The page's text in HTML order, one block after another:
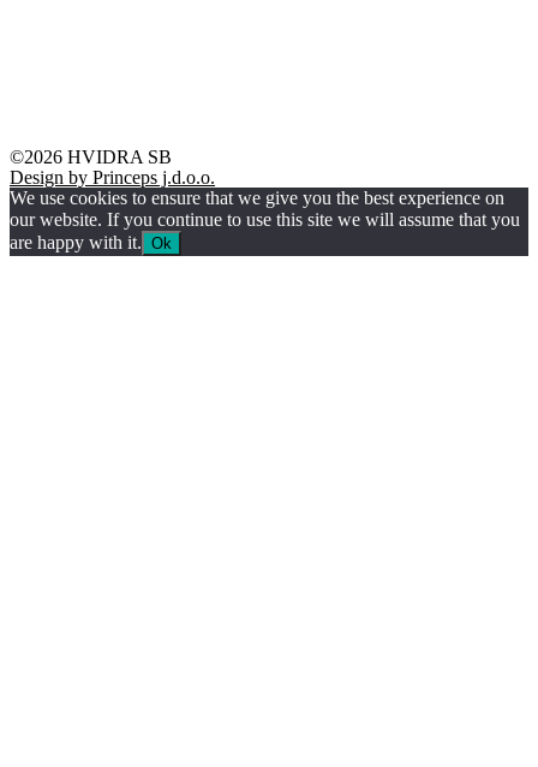
©2026 HVIDRA SB
Design by Princeps j.d.o.o.
We use cookies to ensure that we give you the best experience on
our website. If you continue to use this site we will assume that you
are happy with it. Ok